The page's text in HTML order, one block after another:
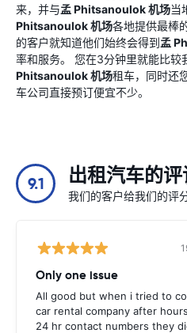
来，并与孟 Phitsanoulok 机场当
Phitsanoulok 机场各地提供最棒
的客户就知道他们始终会得到孟
率和服务。 您在3分钟里就能比较
Phitsanoulok 机场租车，同时还
车公司直接预订便宜不少。
9.1 出租汽车的评
我们的客户给我们的评
Only one issue
All good but when i tried to
car rental company after
24 hr contact numbers they